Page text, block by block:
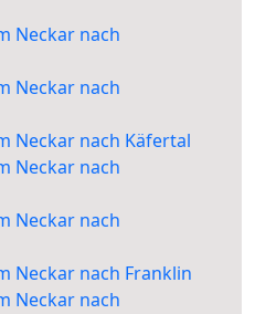
Neckar nach
Neckar nach
Neckar nach Käfertal
Neckar nach
Neckar nach
Neckar nach Franklin
Neckar nach